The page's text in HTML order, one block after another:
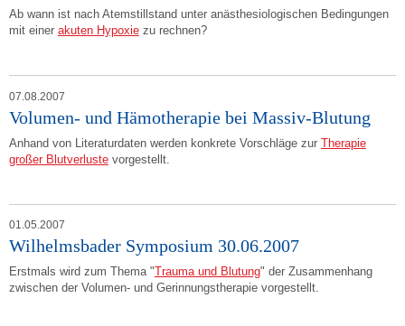
Ab wann ist nach Atemstillstand unter anästhesiologischen Bedingungen
mit einer akuten Hypoxiezu rechnen?
07.08.2007
Volumen- und Hämotherapie bei Massiv-Blutung
Anhand von Literaturdaten werden konkrete Vorschläge zur Therapie
großer Blutverlustevorgestellt.
01.05.2007
Wilhelmsbader Symposium 30.06.2007
Erstmals wird zum Thema "Trauma und Blutung" der Zusammenhang
zwischen der Volumen- und Gerinnungstherapie vorgestellt.